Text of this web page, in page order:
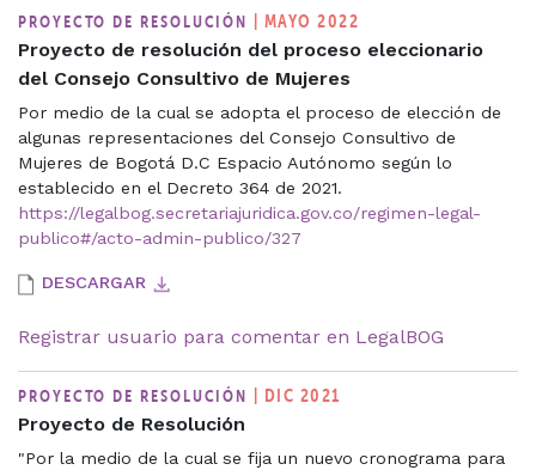
PROYECTO DE RESOLUCIÓN | MAYO 2022
Proyecto de resolución del proceso eleccionario
del Consejo Consultivo de Mujeres
Por medio de la cual se adopta el proceso de elección de
algunas representaciones del Consejo Consultivo de
Mujeres de Bogotá D.C Espacio Autónomo según lo
establecido en el Decreto 364 de 2021.
https://legalbog.secretariajuridica.gov.co/regimen-legal-
publico#/acto-admin-publico/327
DESCARGAR
Registrar usuario para comentar en LegalBOG
PROYECTO DE RESOLUCIÓN | DIC 2021
Proyecto de Resolución
"Por la medio de la cual se fija un nuevo cronograma para